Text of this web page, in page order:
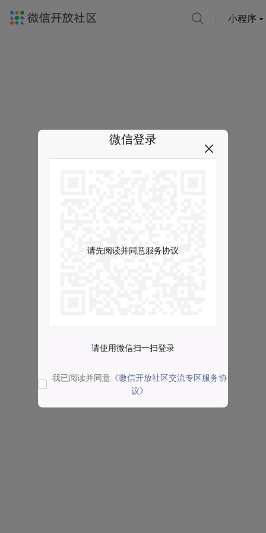
小程序
微信登录
请先阅读并同意服务协议
请使用微信扫一扫登录
我已阅读并同意 《微信开放社区交流专区服务协
议》